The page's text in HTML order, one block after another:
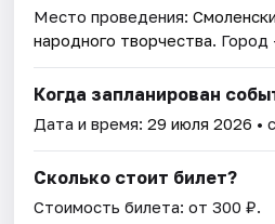
Место проведения:
народного творчества. Город
Когда запланирован
Дата и время:29 июля 2026 •
Сколько стоит билет?
Стоимость билета: от 300 ₽.